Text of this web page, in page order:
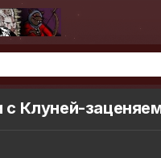
Клуней-